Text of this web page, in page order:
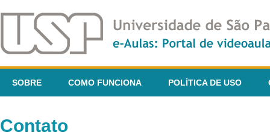
SOBRE COMO FUNCIONA POLÍTICA DE USO
Contato